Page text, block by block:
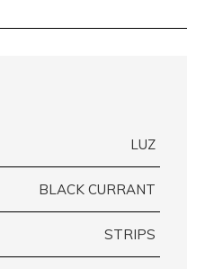
LUZ
BLACK CURRANT
STRIPS